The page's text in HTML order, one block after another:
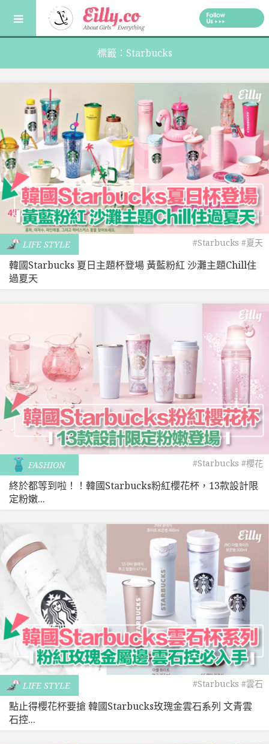
content
標籤：Starbucks
LIFE STYLE #Starbucks #夏天
韓國Starbucks 夏日主題杯登場 黃藍粉紅 沙灘主題Chill住
過夏天
FASHION #Starbucks #櫻花
終於都等到啦！！韓國Starbucks粉紅櫻花杯，13款設計限
定粉嫩...
LIFE STYLE #Starbucks #雲石
點止得櫻花杯要搶 韓國Starbucks玫瑰金雲石系列 文青雲
石控...